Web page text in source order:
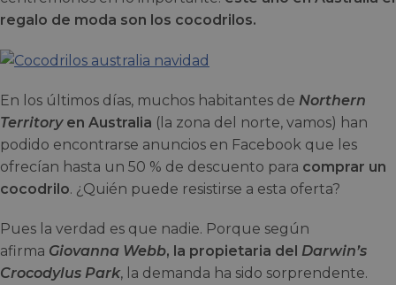
regalo de moda son los cocodrilos.
En los últimos días, muchos habitantes de Northern
Territoryen Australia (la zona del norte, vamos) han
podido encontrarse anuncios en Facebook que les
ofrecían hasta un 50 % de descuento para comprar un
cocodrilo. ¿Quién puede resistirse a esta oferta?
Pues la verdad es que nadie. Porque según
afirma Giovanna Webb, la propietaria del Darwin’s
Crocodylus Park, la demanda ha sido sorprendente.